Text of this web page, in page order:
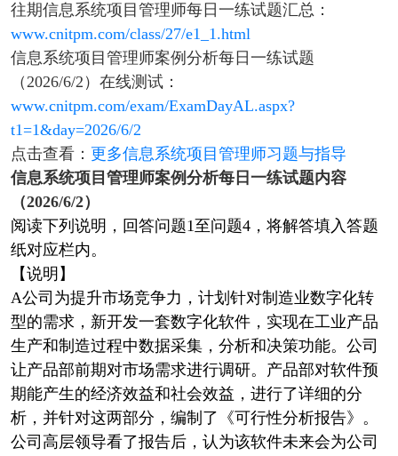
往期信息系统项目管理师每日一练试题汇总：
www.cnitpm.com/class/27/e1_1.html
信息系统项目管理师案例分析每日一练试题
（2026/6/2）在线测试：
www.cnitpm.com/exam/ExamDayAL.aspx?
t1=1&day=2026/6/2
点击查看： 更多信息系统项目管理师习题与指导
信息系统项目管理师案例分析每日一练试题内容
（2026/6/2）
阅读下列说明，回答问题1至问题4，将解答填入答题
纸对应栏内。
【说明】
A公司为提升市场竞争力，计划针对制造业数字化转
型的需求，新开发一套数字化软件，实现在工业产品
生产和制造过程中数据采集，分析和决策功能。公司
让产品部前期对市场需求进行调研。产品部对软件预
期能产生的经济效益和社会效益，进行了详细的分
析，并针对这两部分，编制了《可行性分析报告》。
公司高层领导看了报告后，认为该软件未来会为公司